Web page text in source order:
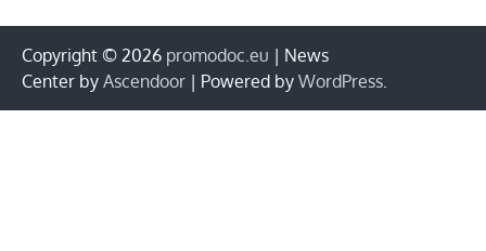
Copyright © 2026 promodoc.eu | News
Center by Ascendoor | Powered by WordPress.